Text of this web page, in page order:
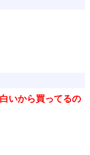
いから買ってるの